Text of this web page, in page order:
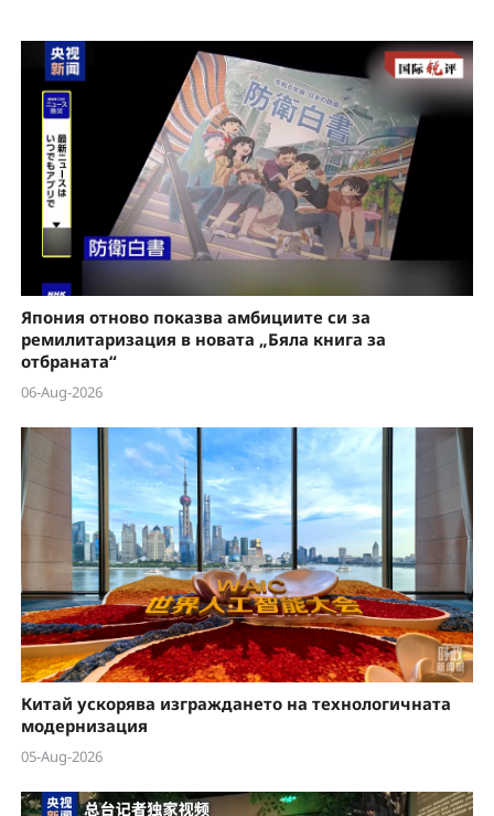
Япония отново показва амбициите си за
ремилитаризация в новата „Бяла книга за
отбраната“
06-Aug-2026
Китай ускорява изграждането на технологичната
модернизация
05-Aug-2026